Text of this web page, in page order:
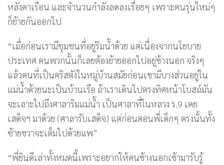
หลังคาเรือน และจำนวนกำลังลดลงเรื่อยๆ เพราะคนรุ่นใหม่ๆ
ก็ย้ายกันออกไป
“เมื่อก่อนเรามีชุมชนที่อยู่ริมน้ำด้วย แต่เนื่องจากนโยบาย
ประเทศ คนพวกนั้นก็เลยต้องย้ายออกไปอยู่ข้างนอก จริงๆ
แล้วคนที่เป็นคริสตังในหมู่บ้านสมัยก่อนเขามีบางส่วนอยู่ใน
แม่น้ำด้วยนะเป็นบ้านเรือ ถ้าเราเดินไปตรงทิศหน้าโบสถ์มัน
จะเลาะไปถึงศาลาริมแม่น้ำ เป็นศาลาที่ในหลวง ร.9 เคย
เสด็จฯ มาด้วย (ศาลารับเสด็จ) แต่ก่อนตอนพี่เด็กๆ ตรงนั้นทั้ง
ซ้ายขวาจะเต็มไปด้วยแพ”
“พี่ยินดีเล่าทั้งหมดนี้เพราะอยากให้คนข้างนอกเข้ามารับรู้